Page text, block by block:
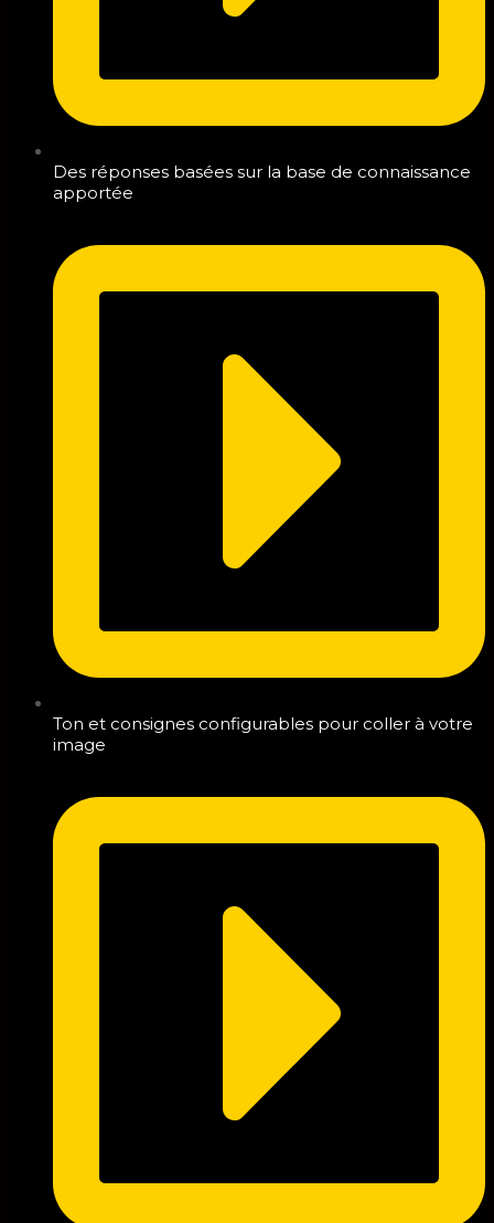
Des réponses basées sur la base de connaissance
apportée
Ton et consignes configurables pour coller à votre
image